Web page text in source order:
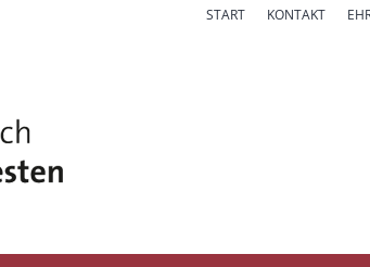
START KONTAKT